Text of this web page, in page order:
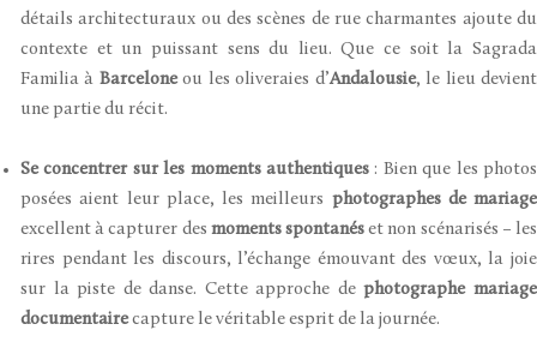
détails architecturaux ou des scènes de rue charmantes ajoute du
contexte et un puissant sens du lieu. Que ce soit la Sagrada
Familia à Barceloneou les oliveraies d’Andalousie, le lieu devient
une partie du récit.
Se concentrer sur les moments authentiques : Bien que les photos
posées aient leur place, les meilleurs photographes de mariage
excellent à capturer des moments spontanés et non scénarisés – les
rires pendant les discours, l’échange émouvant des vœux, la joie
sur la piste de danse. Cette approche dephotographe mariage
documentairecapture le véritable esprit de la journée.